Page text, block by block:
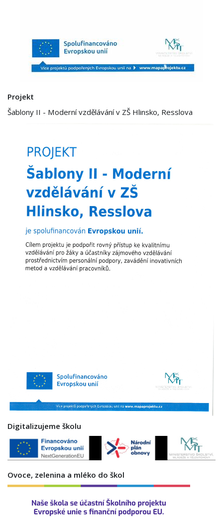
Projekt
Šablony II - Moderní vzdělávání v ZŠ Hlinsko, Resslova
Digitalizujeme školu
Ovoce, zelenina a mléko do škol